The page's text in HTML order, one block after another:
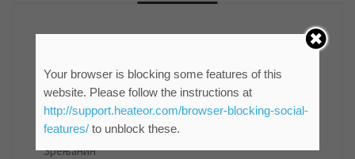
мр Синиша Гајин
Руководилац Службе информисања и пословних
комуникација ЈКП "Водовод и канализација"
Зрењанин
Your browser is blocking some features of this
website. Please follow the instructions at
http://support.heateor.com/browser-blocking-social-
features/to unblock these.